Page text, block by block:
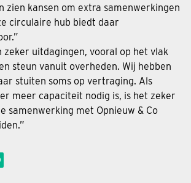
zien kansen om extra samenwerkingen
circulaire hub biedt daar
zeker uitdagingen, vooral op het vlak
steun vanuit overheden. Wij hebben
stuiten soms op vertraging. Als
meer capaciteit nodig is, is het zeker
samenwerking met Opnieuw & Co